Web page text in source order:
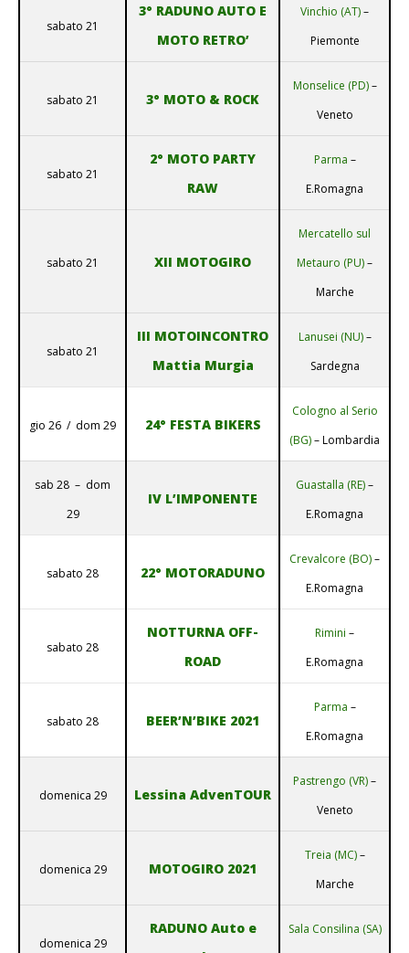
sabato 21
3° RADUNO AUTO E
MOTO RETRO’
Vinchio (AT)–
Piemonte
sabato 21 3° MOTO & ROCK
Monselice (PD)–
Veneto
sabato 21
2° MOTO PARTY
RAW
Parma –
E.Romagna
sabato 21 XII MOTOGIRO
Mercatello sul
Metauro (PU)–
Marche
sabato 21
III MOTOINCONTRO
Mattia Murgia
Lanusei (NU)–
Sardegna
gio 26 / dom 29 24° FESTA BIKERS
Cologno al Serio
(BG)– Lombardia
sab 28 – dom
29
IV L’IMPONENTE
Guastalla (RE)–
E.Romagna
sabato 28 22° MOTORADUNO
Crevalcore (BO)–
E.Romagna
sabato 28
NOTTURNA OFF-
ROAD
Rimini –
E.Romagna
sabato 28 BEER’N’BIKE 2021
Parma –
E.Romagna
domenica 29 Lessina AdvenTOUR
Pastrengo (VR)–
Veneto
domenica 29 MOTOGIRO 2021
Treia (MC)–
Marche
domenica 29
RADUNO Auto e
Sala Consilina (SA)